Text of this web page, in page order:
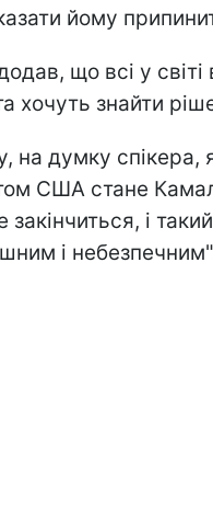
йому
що всі у світі
хочуть знайти
на думку спікера,
США стане
закінчиться, і
і